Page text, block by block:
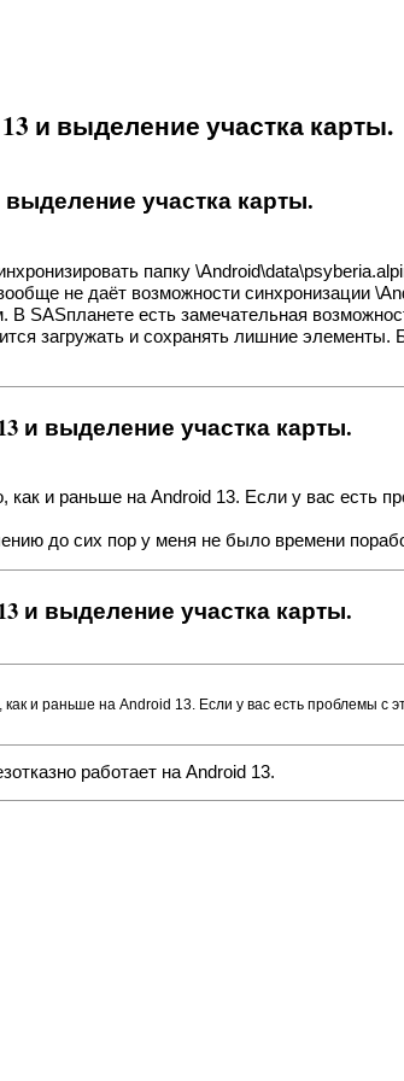
и выделение участка карты.
участка карты.
папку
не даёт возможности синхронизации
SASпланете есть замечательная
загружать и сохранять лишние
и выделение участка карты.
как и раньше на Android 13. Если у вас
до сих пор у меня не было времени
и выделение участка карты.
как и раньше на Android 13. Если у вас есть проблемы
работает на Android 13.